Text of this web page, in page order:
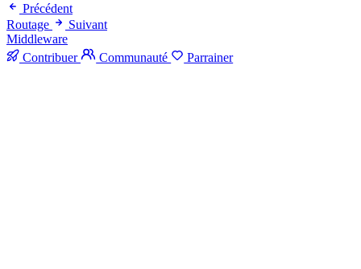
Précédent
Routage
Suivant
Middleware
Contribuer
Communauté Parrainer